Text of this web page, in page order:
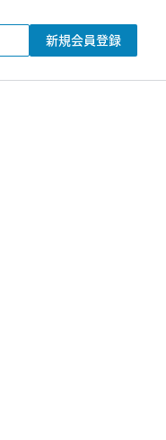
新規会員登録